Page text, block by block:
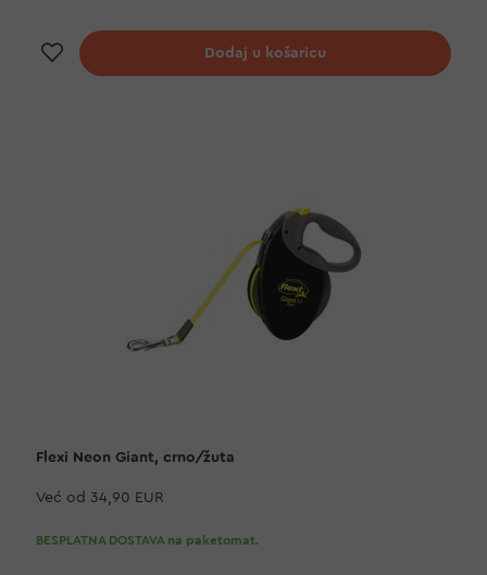
Dodaj na listu želja
Dodaj u košaricu
Flexi Neon Giant, crno/žuta
Već od 34,90 EUR
BESPLATNA DOSTAVA na paketomat.